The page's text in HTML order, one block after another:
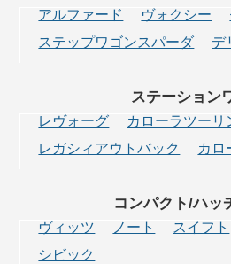
アルファード ヴォクシー
ステップワゴンスパーダ
デ
ステーション
レヴォーグ カローラツーリ
レガシィアウトバック
カロ
コンパクト/ハッ
ヴィッツ ノート スイフト
シビック